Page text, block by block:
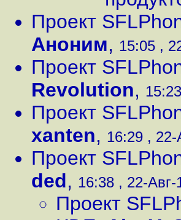
Проект
Аноним, 15:05 ,
Проект
Revolution,
Проект
xanten, 16:29 , 22-
Проект
ded, 16:38 , 22-Авг-
Проект